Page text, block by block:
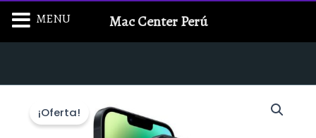
contenido
¡Oferta!
MENU Mac Center Perú